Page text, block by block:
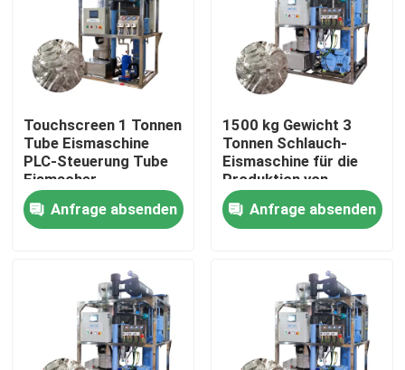
Zu Hause
VR-Show
Touchscreen 1 Tonnen
Tube Eismaschine
PLC-Steuerung Tube
Eismacher
automatisiert
Anfrage absenden
1500 kg Gewicht 3
Tonnen Schlauch-
Eismaschine für die
Produktion von
Lebensmittel-Eis in
Verkauf und Leistung
Anfrage absenden